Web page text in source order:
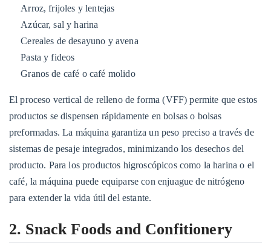
Alimentos
congelados
4.1
Ejemplos:
5
Líquidos
y
semi-
líquidos
5.1
Ejemplos:
6
Farmacéuticos
Arroz, frijoles y lentejas
Azúcar, sal y harina
Cereales de desayuno y avena
Pasta y fideos
Granos de café o café molido
El proceso vertical de relleno de forma (VFF) permite que estos
productos se dispensen rápidamente en bolsas o bolsas
preformadas. La máquina garantiza un peso preciso a través de
sistemas de pesaje integrados, minimizando los desechos del
producto. Para los productos higroscópicos como la harina o el
café, la máquina puede equiparse con enjuague de nitrógeno
para extender la vida útil del estante.
2. Snack Foods and Confitionery